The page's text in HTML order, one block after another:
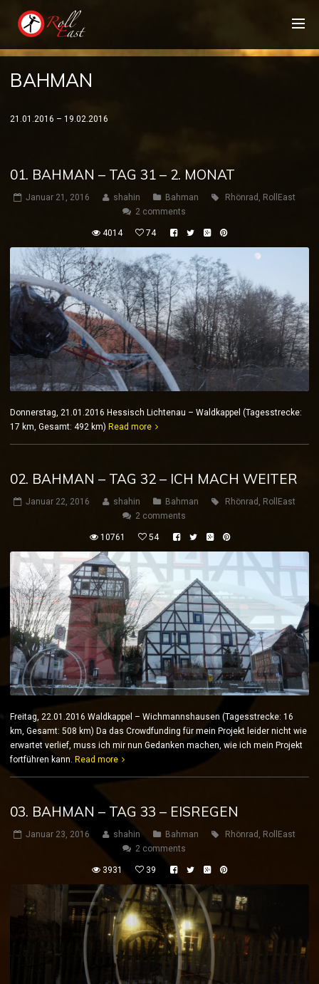
BAHMAN
21.01.2016 – 19.02.2016
01. BAHMAN – TAG 31 – 2. MONAT
Januar 21, 2016 shahin Bahman Rhönrad , RollEast
2 comments
4014 74
Donnerstag, 21.01.2016 Hessisch Lichtenau – Waldkappel (Tagesstrecke:
17 km, Gesamt: 492 km) Read more
02. BAHMAN – TAG 32 – ICH MACH WEITER
Januar 22, 2016 shahin Bahman Rhönrad , RollEast
2 comments
10761 54
Freitag, 22.01.2016 Waldkappel – Wichmannshausen (Tagesstrecke: 16
km, Gesamt: 508 km) Da das Crowdfunding für mein Projekt leider nicht wie
erwartet verlief, muss ich mir nun Gedanken machen, wie ich mein Projekt
fortführen kann.Read more
03. BAHMAN – TAG 33 – EISREGEN
Januar 23, 2016 shahin Bahman Rhönrad , RollEast
2 comments
3931 39